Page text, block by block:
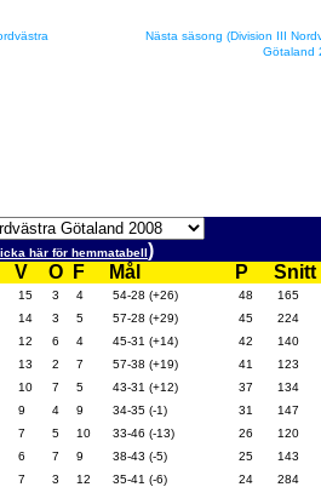
Nästa säsong (Division III
Götaland
här för hemmatabell)
V O F Mål P Snitt
15 3 4 54-28 (+26) 48
165
14 3 5 57-28 (+29) 45
224
12 6 4 45-31 (+14) 42
140
13 2 7 57-38 (+19) 41
123
10 7 5 43-31 (+12) 37
134
9 4 9 34-35 (-1) 31
147
7 5 10 33-46 (-13) 26
120
6 7 9 38-43 (-5) 25
143
7 3 12 35-41 (-6) 24
284